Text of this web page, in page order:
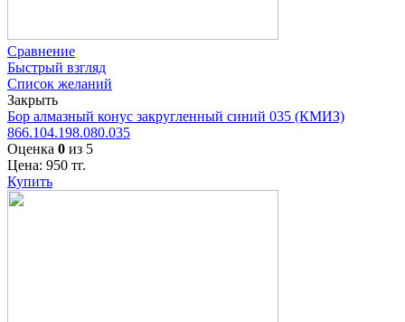
Сравнение
Быстрый взгляд
Список желаний
Закрыть
Бор алмазный конус закругленный синий 035 (КМИЗ)
866.104.198.080.035
Оценка 0 из 5
Цена: 950 тг.
Купить